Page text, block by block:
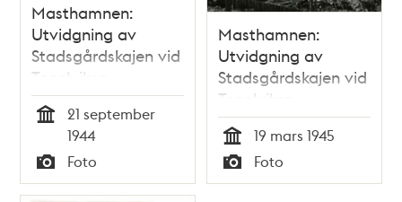
Masthamnen:
Utvidgning av
Stadsgårdskajen vid
Tegelviken,
svetsning av
Kastenpålar
21 september
1944
Typ
Foto
Masthamnen:
Utvidgning av
Stadsgårdskajen vid
Tegelviken.
Tid
19 mars 1945
Typ
Foto